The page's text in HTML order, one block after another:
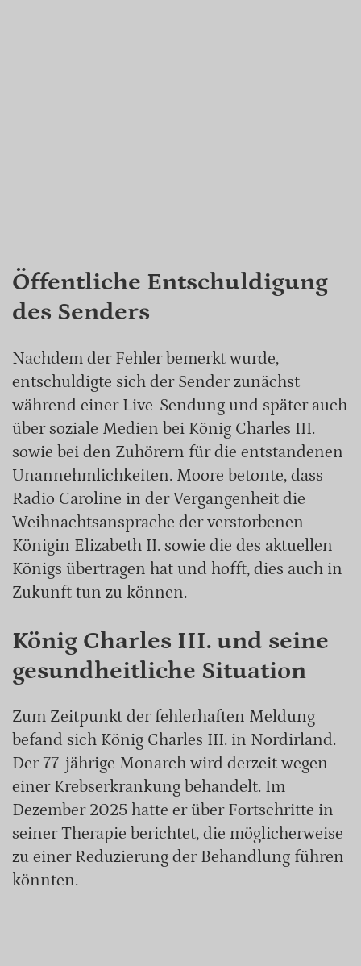
Öffentliche Entschuldigung
des Senders
Nachdem der Fehler bemerkt wurde,
entschuldigte sich der Sender zunächst
während einer Live-Sendung und später auch
über soziale Medien bei König Charles III.
sowie bei den Zuhörern für die entstandenen
Unannehmlichkeiten. Moore betonte, dass
Radio Caroline in der Vergangenheit die
Weihnachtsansprache der verstorbenen
Königin Elizabeth II. sowie die des aktuellen
Königs übertragen hat und hofft, dies auch in
Zukunft tun zu können.
König Charles III. und seine
gesundheitliche Situation
Zum Zeitpunkt der fehlerhaften Meldung
befand sich König Charles III. in Nordirland.
Der 77-jährige Monarch wird derzeit wegen
einer Krebserkrankung behandelt. Im
Dezember 2025 hatte er über Fortschritte in
seiner Therapie berichtet, die möglicherweise
zu einer Reduzierung der Behandlung führen
könnten.